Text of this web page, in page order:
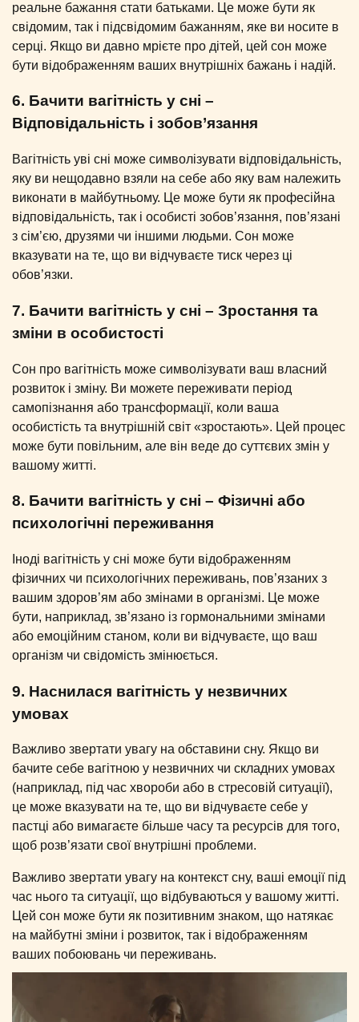
реальне бажання стати батьками. Це може бути як
свідомим, так і підсвідомим бажанням, яке ви носите в
серці. Якщо ви давно мрієте про дітей, цей сон може
бути відображенням ваших внутрішніх бажань і надій.
6. Бачити вагітність у сні –
Відповідальність і зобов’язання
Вагітність уві сні може символізувати відповідальність,
яку ви нещодавно взяли на себе або яку вам належить
виконати в майбутньому. Це може бути як професійна
відповідальність, так і особисті зобов’язання, пов’язані
з сім’єю, друзями чи іншими людьми. Сон може
вказувати на те, що ви відчуваєте тиск через ці
обов’язки.
7. Бачити вагітність у сні – Зростання та
зміни в особистості
Сон про вагітність може символізувати ваш власний
розвиток і зміну. Ви можете переживати період
самопізнання або трансформації, коли ваша
особистість та внутрішній світ «зростають». Цей процес
може бути повільним, але він веде до суттєвих змін у
вашому житті.
8. Бачити вагітність у сні – Фізичні або
психологічні переживання
Іноді вагітність у сні може бути відображенням
фізичних чи психологічних переживань, пов’язаних з
вашим здоров’ям або змінами в організмі. Це може
бути, наприклад, зв’язано із гормональними змінами
або емоційним станом, коли ви відчуваєте, що ваш
організм чи свідомість змінюється.
9. Наснилася вагітність у незвичних
умовах
Важливо звертати увагу на обставини сну. Якщо ви
бачите себе вагітною у незвичних чи складних умовах
(наприклад, під час хвороби або в стресовій ситуації),
це може вказувати на те, що ви відчуваєте себе у
пастці або вимагаєте більше часу та ресурсів для того,
щоб розв’язати свої внутрішні проблеми.
Важливо звертати увагу на контекст сну, ваші емоції під
час нього та ситуації, що відбуваються у вашому житті.
Цей сон може бути як позитивним знаком, що натякає
на майбутні зміни і розвиток, так і відображенням
ваших побоювань чи переживань.